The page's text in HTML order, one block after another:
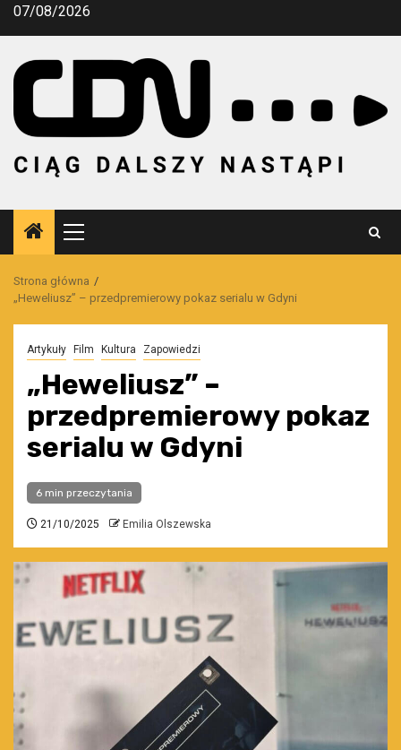
Przejdź
07/08/2026
Menu
główne
Strona główna
„Heweliusz” – przedpremierowy pokaz serialu w Gdyni
Artykuły Film Kultura Zapowiedzi
„Heweliusz” –
przedpremierowy pokaz
serialu w Gdyni
6 min przeczytania
21/10/2025 Emilia Olszewska